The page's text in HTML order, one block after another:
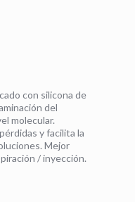
con silicona de
del
molecular.
y facilita la
Mejor
/ inyección.